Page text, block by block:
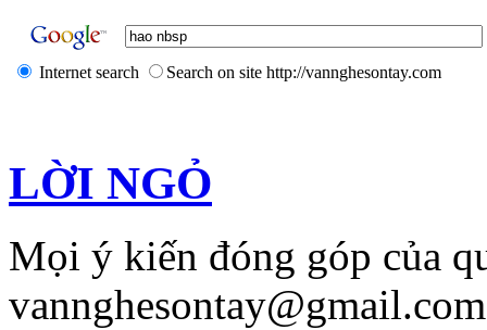
Internet search Search on site http://vannghesontay.com
LỜI NGỎ
Mọi ý kiến đóng góp của